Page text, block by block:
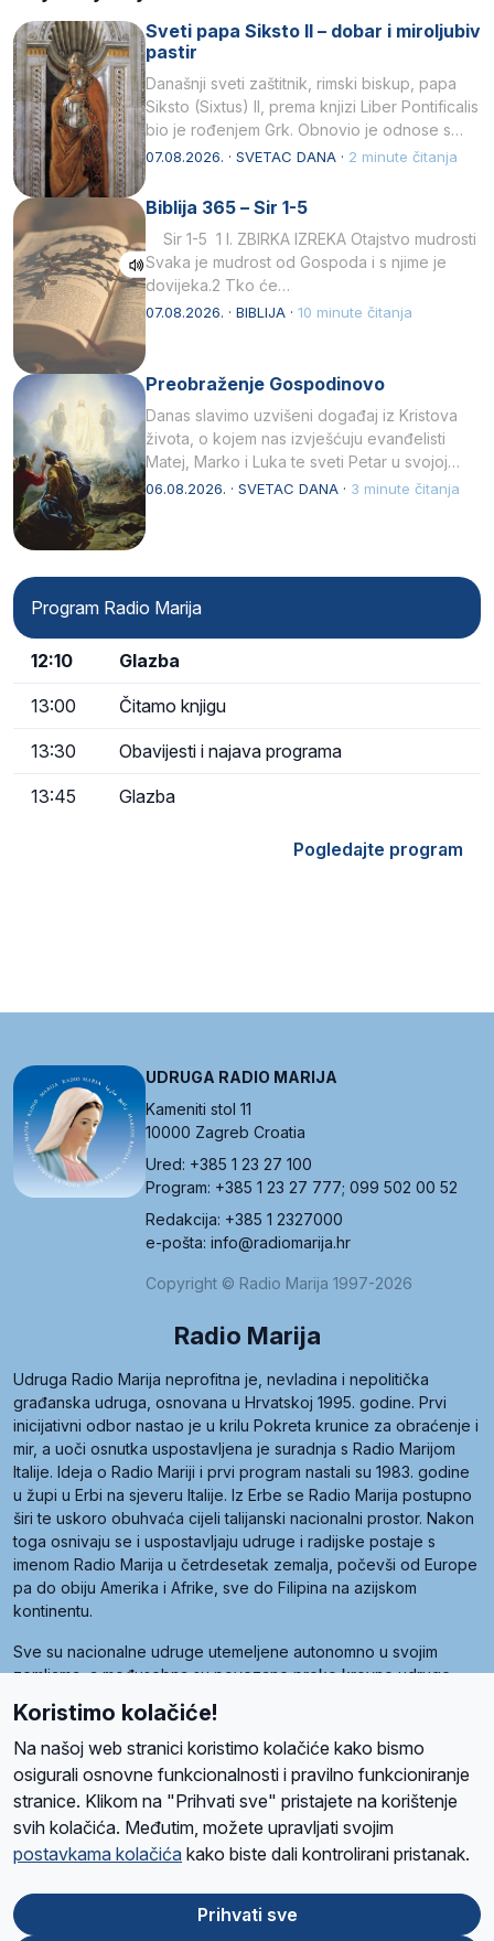
Sveti papa Siksto II – dobar i miroljubiv
pastir
Današnji sveti zaštitnik, rimski biskup, papa
Siksto (Sixtus) II, prema knjizi Liber Pontificalis
bio je rođenjem Grk. Obnovio je odnose s
afričkim…
07.08.2026. · SVETAC DANA · 2 minute čitanja
Biblija 365 – Sir 1-5
Sir 1-5 1 I. ZBIRKA IZREKA Otajstvo mudrosti
Svaka je mudrost od Gospoda i s njime je
dovijeka.2 Tko će…
07.08.2026. · BIBLIJA · 10 minute čitanja
Preobraženje Gospodinovo
Danas slavimo uzvišeni događaj iz Kristova
života, o kojem nas izvješćuju evanđelisti
Matej, Marko i Luka te sveti Petar u svojoj
drugoj…
06.08.2026. · SVETAC DANA · 3 minute čitanja
Program Radio Marija
12:10 Glazba
13:00 Čitamo knjigu
13:30 Obavijesti i najava programa
13:45 Glazba
Pogledajte program
UDRUGA RADIO MARIJA
Kameniti stol 11
10000 Zagreb Croatia
Ured: +385 1 23 27 100
Program: +385 1 23 27 777; 099 502 00 52
Redakcija: +385 1 2327000
e-pošta: info@radiomarija.hr
Copyright © Radio Marija 1997-2026
Radio Marija
Udruga Radio Marija neprofitna je, nevladina i nepolitička
građanska udruga, osnovana u Hrvatskoj 1995. godine. Prvi
inicijativni odbor nastao je u krilu Pokreta krunice za obraćenje i
mir, a uoči osnutka uspostavljena je suradnja s Radio Marijom
Italije. Ideja o Radio Mariji i prvi program nastali su 1983. godine
u župi u Erbi na sjeveru Italije. Iz Erbe se Radio Marija postupno
širi te uskoro obuhvaća cijeli talijanski nacionalni prostor. Nakon
toga osnivaju se i uspostavljaju udruge i radijske postaje s
imenom Radio Marija u četrdesetak zemalja, počevši od Europe
pa do obiju Amerika i Afrike, sve do Filipina na azijskom
kontinentu.
Sve su nacionalne udruge utemeljene autonomno u svojim
zemljama, a međusobna su povezane preko krovne udruge
Radio Maria). Svjetsku obitelj utemeljilo je sedam članica, među
kojima je i hrvatska Udruga Radio Marija.
O namaRadio ProgramVolonteriPrijateljiKontaktPravila privatnosti
Ova stranica je zaštićena Google reCAPTCHA sustavom
Koristimo kolačiće!
Na našoj web stranici koristimo kolačiće kako bismo
osigurali osnovne funkcionalnosti i pravilno funkcioniranje
stranice. Klikom na "Prihvati sve" pristajete na korištenje
svih kolačića. Međutim, možete upravljati svojim
postavkama kolačića kako biste dali kontrolirani pristanak.
Prihvati sve